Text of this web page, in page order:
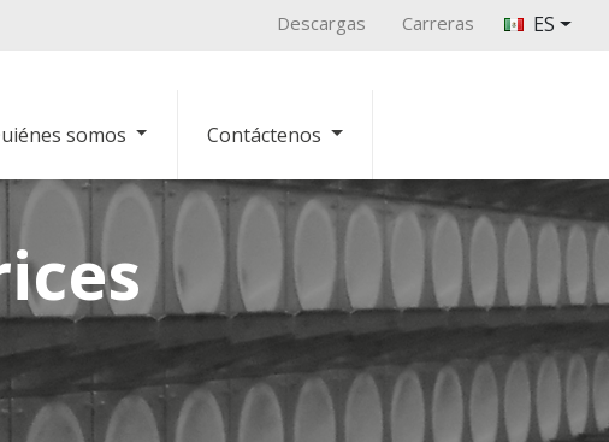
Descargas Carreras ES
somos Contáctenos